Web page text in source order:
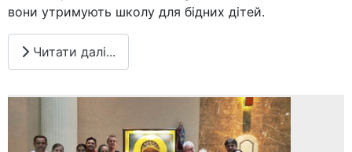
вони утримують школу для бідних дітей.
Читати далі...